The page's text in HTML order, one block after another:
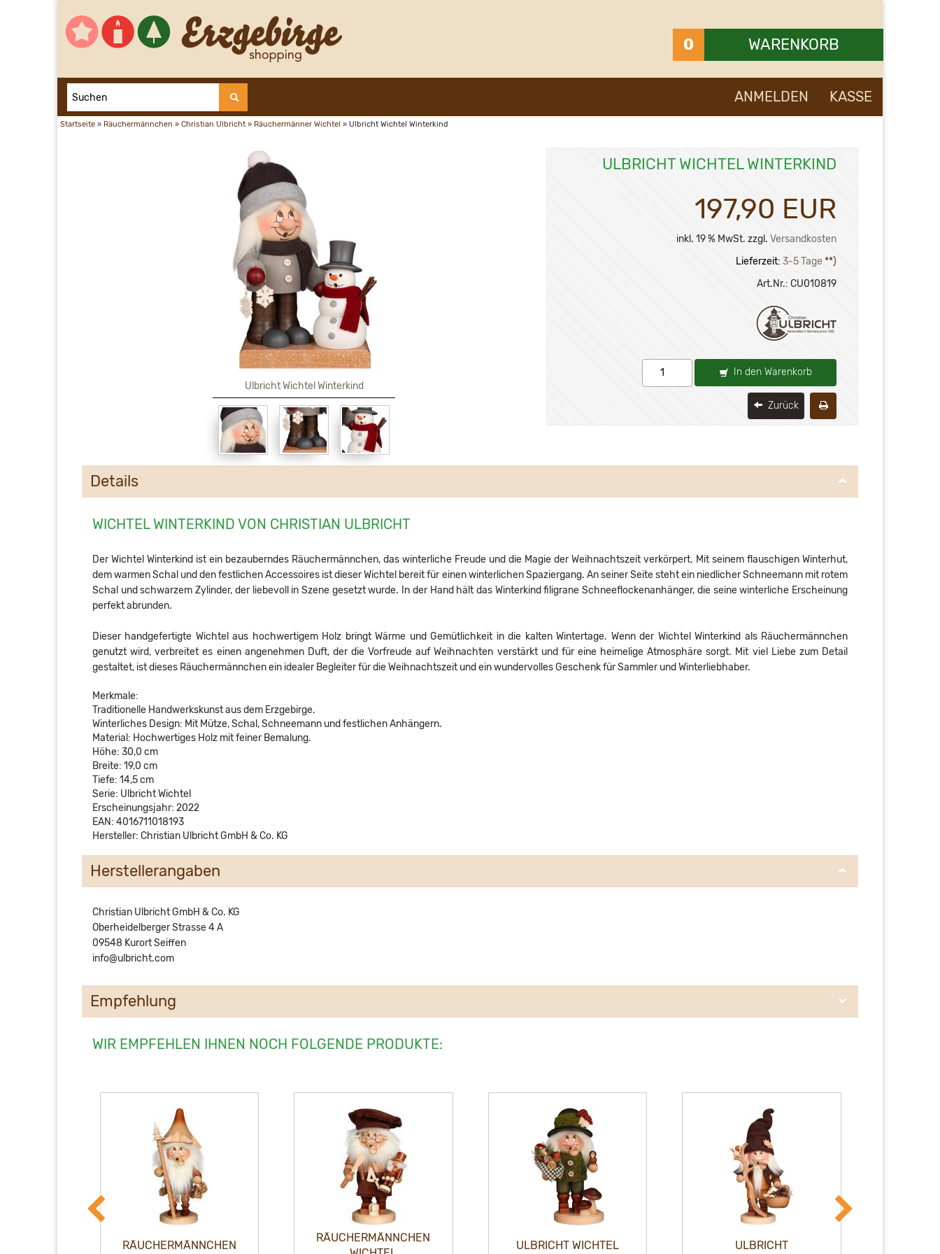
0 WARENKORB
Ihr Warenkorb ist leer.
ANMELDEN KASSE
Startseite » Räuchermännchen » Christian Ulbricht » Räuchermänner Wichtel » Ulbricht Wichtel Winterkind
Ulbricht Wichtel Winterkind
ULBRICHT WICHTEL WINTERKIND
197,90 EUR
inkl. 19 % MwSt. zzgl. Versandkosten
Lieferzeit: 3-5 Tage **)
Art.Nr.: CU010819
In den Warenkorb
Zurück
Details
WICHTEL WINTERKIND VON CHRISTIAN ULBRICHT
Der Wichtel Winterkind ist ein bezauberndes Räuchermännchen, das winterliche Freude und die Magie der Weihnachtszeit verkörpert. Mit seinem flauschigen Winterhut,
dem warmen Schal und den festlichen Accessoires ist dieser Wichtel bereit für einen winterlichen Spaziergang. An seiner Seite steht ein niedlicher Schneemann mit rotem
Schal und schwarzem Zylinder, der liebevoll in Szene gesetzt wurde. In der Hand hält das Winterkind filigrane Schneeflockenanhänger, die seine winterliche Erscheinung
perfekt abrunden.
Dieser handgefertigte Wichtel aus hochwertigem Holz bringt Wärme und Gemütlichkeit in die kalten Wintertage. Wenn der Wichtel Winterkind als Räuchermännchen
genutzt wird, verbreitet es einen angenehmen Duft, der die Vorfreude auf Weihnachten verstärkt und für eine heimelige Atmosphäre sorgt. Mit viel Liebe zum Detail
gestaltet, ist dieses Räuchermännchen ein idealer Begleiter für die Weihnachtszeit und ein wundervolles Geschenk für Sammler und Winterliebhaber.
Merkmale:
Traditionelle Handwerkskunst aus dem Erzgebirge.
Winterliches Design: Mit Mütze, Schal, Schneemann und festlichen Anhängern.
Material: Hochwertiges Holz mit feiner Bemalung.
Höhe: 30,0 cm
Breite: 19,0 cm
Tiefe: 14,5 cm
Serie: Ulbricht Wichtel
Erscheinungsjahr: 2022
EAN: 4016711018193
Hersteller: Christian Ulbricht GmbH & Co. KG
Herstellerangaben
Christian Ulbricht GmbH & Co. KG
Oberheidelberger Strasse 4 A
09548 Kurort Seiffen
info@ulbricht.com
Empfehlung
WIR EMPFEHLEN IHNEN NOCH FOLGENDE PRODUKTE:
RÄUCHERMÄNNCHEN
RÄUCHERMÄNNCHEN
ULBRICHT WICHTEL
ULBRICHT